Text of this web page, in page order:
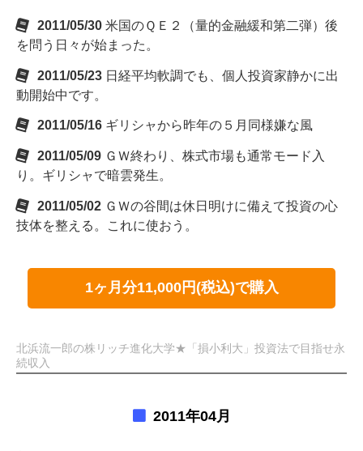
2011/05/30 米国のＱＥ２（量的金融緩和第二弾）後
を問う日々が始まった。
2011/05/23 日経平均軟調でも、個人投資家静かに出
動開始中です。
2011/05/16 ギリシャから昨年の５月同様嫌な風
2011/05/09 ＧＷ終わり、株式市場も通常モード入
り。ギリシャで暗雲発生。
2011/05/02 ＧＷの谷間は休日明けに備えて投資の心
技体を整える。これに使おう。
1ヶ月分11,000円(税込)で購入
北浜流一郎の株リッチ進化大学★「損小利大」投資法で目指せ永
続収入
2011年04月